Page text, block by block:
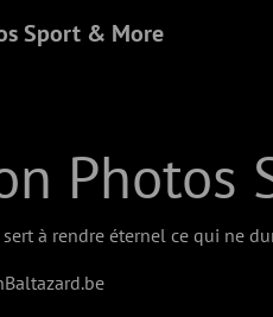
Sport & More
à rendre éternel ce qui ne